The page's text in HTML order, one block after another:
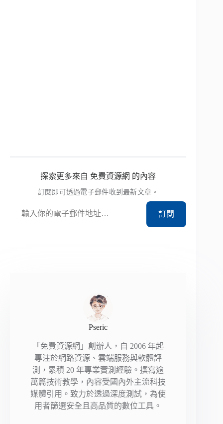
探索更多來自 免費資源網 的內容
訂閱即可透過電子郵件收到最新文章。
訂閱
Pseric
「免費資源網」創辦人，自 2006 年起
專注於網路資源、雲端服務與軟體評
測，累積 20 年專業實測經驗。撰寫逾
萬篇技術教學，內容受國內外主流科技
媒體引用。致力於透過深度測試，為使
用者篩選安全且高品質的數位工具。